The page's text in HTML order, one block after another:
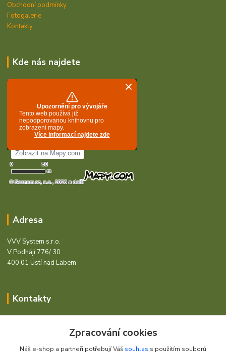
Obchodní podmínky
Fotogalerie
Kontakty
Kde nás najdete
Adresa
VVV System s.r.o.
V Podhájí 776/ 30
400 01 Ústí nad Labem
Kontakty
+420 472744350
Zpracování cookies
Náš e-shop a partneři potřebují Váš souhlas s použitím souborů